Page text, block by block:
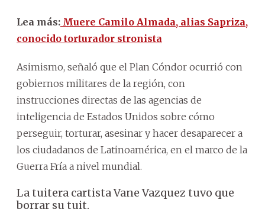
Lea más: Muere Camilo Almada, alias Sapriza,
conocido torturador stronista
Asimismo, señaló que el Plan Cóndor ocurrió con
gobiernos militares de la región, con
instrucciones directas de las agencias de
inteligencia de Estados Unidos sobre cómo
perseguir, torturar, asesinar y hacer desaparecer a
los ciudadanos de Latinoamérica, en el marco de la
Guerra Fría a nivel mundial.
La tuitera cartista Vane Vazquez tuvo que
borrar su tuit.